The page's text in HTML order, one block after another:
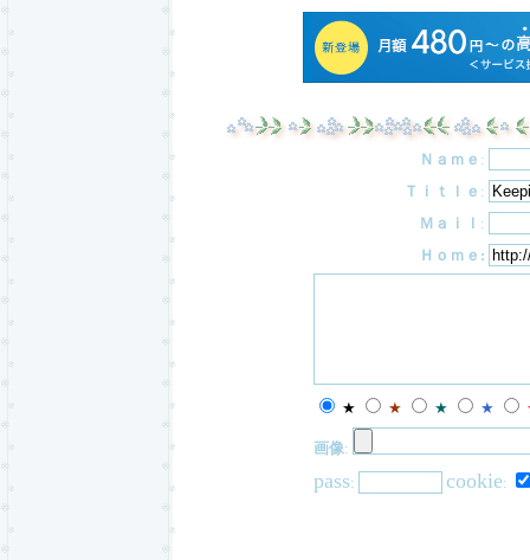
Ｎａｍｅ :
Ｔｉｔｌｅ :
Ｍａｉｌ :
Ｈｏｍｅ:
★ ★ ★ ★
画像:
pass: cookie: